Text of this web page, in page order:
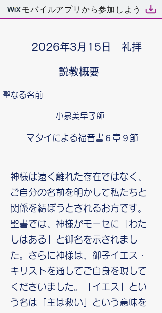
モバイルアプリから参加しよう
2026年3月15日 礼拝
説教概要
聖なる名前
小泉美早子師
マタイによる福音書６章９節
神様は遠く離れた存在ではなく、
ご自分の名前を明かして私たちと
関係を結ぼうとされるお方です。
聖書では、神様がモーセに「わた
しはある」と御名を示されまし
た。さらに神様は、御子イエス・
キリストを通してご自身を現して
くださいました。「イエス」とい
う名は「主は救い」という意味を